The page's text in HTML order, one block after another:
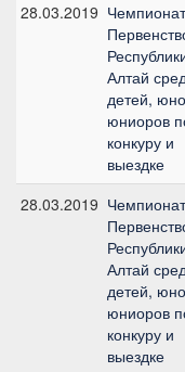
28.03.2019
Алтай
детей,
юниоров
конкуру и
выездке
28.03.2019
Алтай
детей,
юниоров
конкуру и
выездке